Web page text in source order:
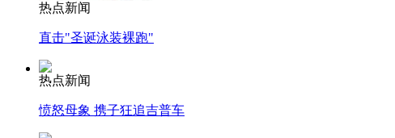
热点新闻
直击"圣诞泳装裸跑"
热点新闻
愤怒母象 携子狂追吉普车